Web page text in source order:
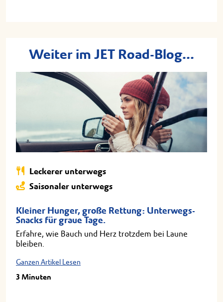
Weiter im JET Road-Blog...
Leckerer unterwegs
Saisonaler unterwegs
Kleiner Hunger, große Rettung: Unterwegs-
Snacks für graue Tage.
Erfahre, wie Bauch und Herz trotzdem bei Laune
bleiben.
Ganzen Artikel Lesen
3 Minuten